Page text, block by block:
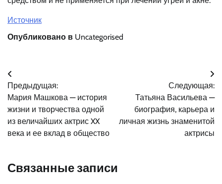
Источник
Опубликовано в Uncategorised
Навигация
по
записям
Предыдущая:
Мария Машкова — история
жизни и творчества одной
из величайших актрис XX
века и ее вклад в общество
Следующая:
Татьяна Васильева —
биография, карьера и
личная жизнь знаменитой
актрисы
Связанные записи